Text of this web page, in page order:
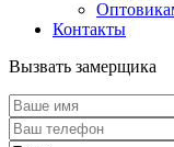
Контакты
Вызвать замерщика